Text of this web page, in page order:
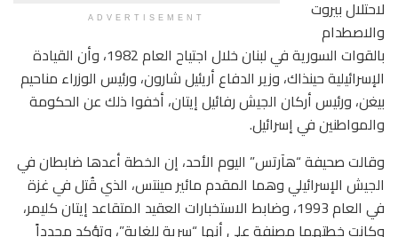
ADVERTISEMENT
لاحتلال بيروت
والاصطدام
بالقوات السورية في لبنان خلال اجتياح العام 1982، وأن القيادة
الإسرائيلية حينذاك، وزير الدفاع أريئيل شارون، ورئيس الوزراء مناحيم
بيغن، ورئيس أركان الجيش رفائيل إيتان، أخفوا ذلك عن الحكومة
والمواطنين في إسرائيل.
وقالت صحيفة “هآرتس” اليوم الأحد، إن الخطة أعدها ضابطان في
الجيش الإسرائيلي وهما المقدم مائير مينتس، الذي قُتل في غزة
في العام 1993، وضابط الاستخبارات العقيد المتقاعد إيتان كليمر،
وكانت خطتهما مصنفة على أنها “سرية للغاية”، وتؤكد مجدداً